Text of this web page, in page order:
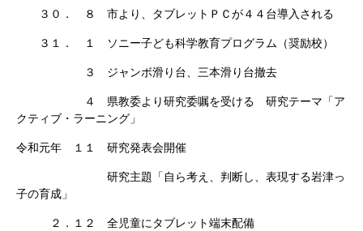
３０． ８ 市より、タブレットＰＣが４４台導入される
３１． １ ソニー子ども科学教育プログラム（奨励校）
３ ジャンボ滑り台、三本滑り台撤去
４ 県教委より研究委嘱を受ける 研究テーマ「ア
クティブ・ラーニング」
令和元年 １１ 研究発表会開催
研究主題「自ら考え、判断し、表現する岩津っ
子の育成」
２．１２ 全児童にタブレット端末配備